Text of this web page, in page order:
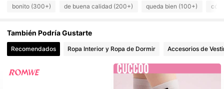
4,90 536 Seguidores
4,90 536 Seguidores
4,90 536 Seguidores
bonito (300+) de buena calidad (200+) queda bien (100+)
También Podría Gustarte
Recomendados Ropa Interior y Ropa de Dormir Accesorios de